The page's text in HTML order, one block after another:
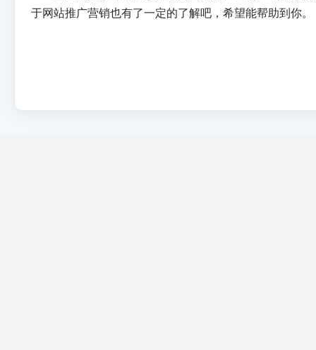
于网站推广营销也有了一定的了解吧，希望能帮助到你。